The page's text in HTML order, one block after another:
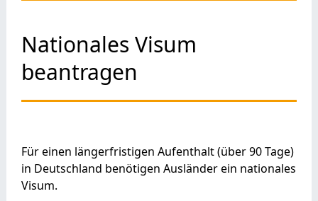
Nationales Visum
beantragen
Für einen längerfristigen Aufenthalt (über 90 Tage)
in Deutschland benötigen Ausländer ein nationales
Visum.